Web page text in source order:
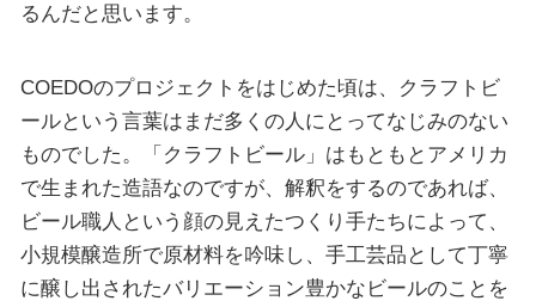
るんだと思います。
COEDOのプロジェクトをはじめた頃は、クラフトビ
ールという言葉はまだ多くの人にとってなじみのない
ものでした。「クラフトビール」はもともとアメリカ
で生まれた造語なのですが、解釈をするのであれば、
ビール職人という顔の見えたつくり手たちによって、
小規模醸造所で原材料を吟味し、手工芸品として丁寧
に醸し出されたバリエーション豊かなビールのことを